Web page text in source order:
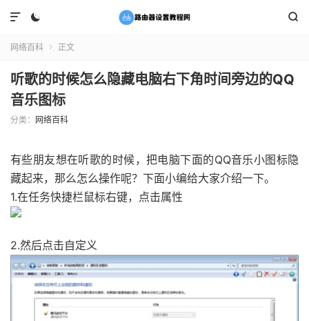
 

网络百科  正文
听歌的时候怎么隐藏电脑右下角时间旁边的QQ
音乐图标
分类： 网络百科
有些朋友想在听歌的时候，把电脑下面的QQ音乐小图标隐
藏起来，那么怎么操作呢？下面小编给大家介绍一下。
1.在任务快捷栏鼠标右键，点击属性
2.然后点击自定义